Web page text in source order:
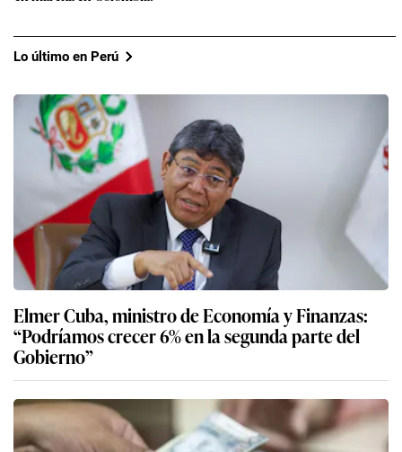
Lo último en Perú
Elmer Cuba, ministro de Economía y Finanzas:
“Podríamos crecer 6% en la segunda parte del
Gobierno”